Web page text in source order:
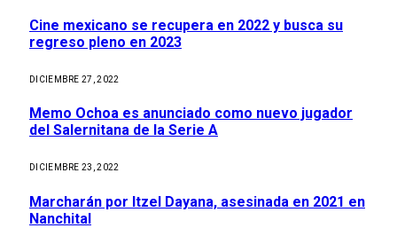
Cine mexicano se recupera en 2022 y busca su
regreso pleno en 2023
DICIEMBRE 27, 2022
Memo Ochoa es anunciado como nuevo jugador
del Salernitana de la Serie A
DICIEMBRE 23, 2022
Marcharán por Itzel Dayana, asesinada en 2021 en
Nanchital